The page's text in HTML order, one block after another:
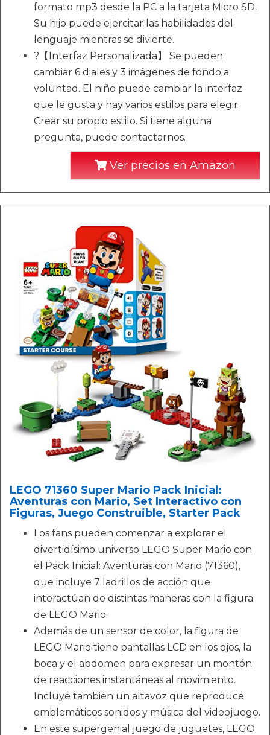
formato mp3 desde la PC a la tarjeta Micro SD.
Su hijo puede ejercitar las habilidades del
lenguaje mientras se divierte.
?【Interfaz Personalizada】 Se pueden
cambiar 6 diales y 3 imágenes de fondo a
voluntad. El niño puede cambiar la interfaz
que le gusta y hay varios estilos para elegir.
Crear su propio estilo. Si tiene alguna
pregunta, puede contactarnos.
Ver precios en Amazon
LEGO 71360 Super Mario Pack Inicial:
Aventuras con Mario, Set Interactivo con
Figuras, Juego Construible, Starter Pack
Los fans pueden comenzar a explorar el
divertidísimo universo LEGO Super Mario con
el Pack Inicial: Aventuras con Mario (71360),
que incluye 7 ladrillos de acción que
interactúan de distintas maneras con la figura
de LEGO Mario.
Además de un sensor de color, la figura de
LEGO Mario tiene pantallas LCD en los ojos, la
boca y el abdomen para expresar un montón
de reacciones instantáneas al movimiento.
Incluye también un altavoz que reproduce
emblemáticos sonidos y música del videojuego.
En este supergenial juego de juguetes, LEGO